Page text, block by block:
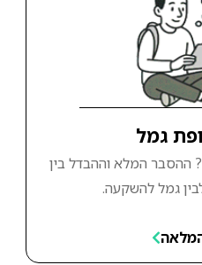
גמל
ההסבר המלא וההבדל בין
גמל להשקעה.